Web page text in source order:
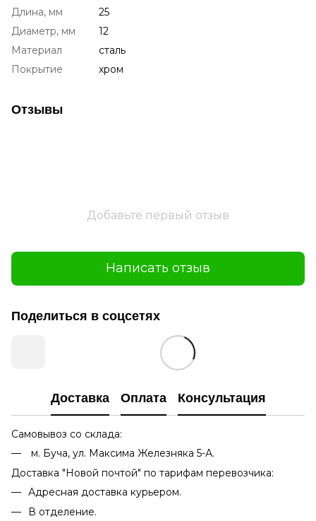
Длина, мм
25
Диаметр, мм
12
Материал
сталь
Покрытие
хром
Отзывы
Добавьте первый отзыв
Написать отзыв
Поделиться в соцсетях
Доставка Оплата Консультация
Самовывоз со склада:
м. Буча, ул. Максима Железняка 5-А.
Доставка "Новой почтой" по тарифам перевозчика:
Адресная доставка курьером.
В отделение.